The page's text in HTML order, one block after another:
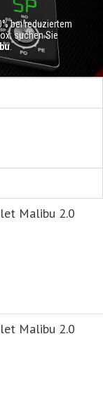
bei reduziertem
suchen Sie
.
Malibu 2.0
Malibu 2.0